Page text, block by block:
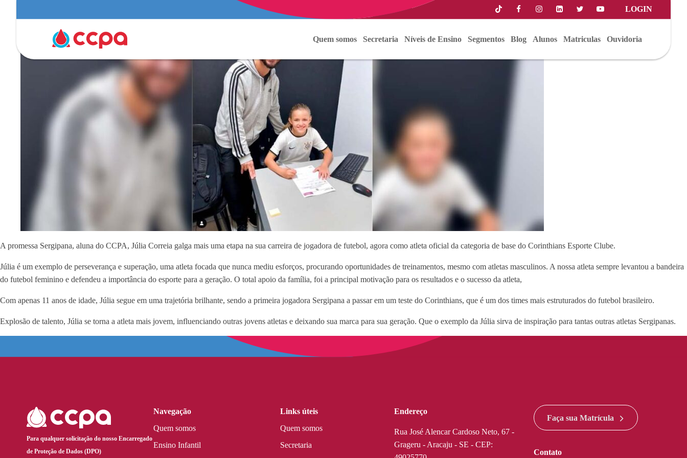
LOGIN
Quem somos Secretaria Níveis de Ensino Segmentos Blog Alunos Matriculas Ouvidoria
A promessa Sergipana, aluna do CCPA, Júlia Correia galga mais uma etapa na sua carreira de jogadora de futebol, agora como atleta oficial da categoria de base do Corinthians Esporte Clube.
Júlia é um exemplo de perseverança e superação, uma atleta focada que nunca mediu esforços, procurando oportunidades de treinamentos, mesmo com atletas masculinos. A nossa atleta sempre levantou a bandeira
do futebol feminino e defendeu a importância do esporte para a geração. O total apoio da família, foi a principal motivação para os resultados e o sucesso da atleta,
Com apenas 11 anos de idade, Júlia segue em uma trajetória brilhante, sendo a primeira jogadora Sergipana a passar em um teste do Corinthians, que é um dos times mais estruturados do futebol brasileiro.
Explosão de talento, Júlia se torna a atleta mais jovem, influenciando outras jovens atletas e deixando sua marca para sua geração. Que o exemplo da Júlia sirva de inspiração para tantas outras atletas Sergipanas.
Para qualquer solicitação do nosso Encarregado
de Proteção de Dados (DPO)
Navegação
Quem somos
Ensino Infantil
Links úteis
Quem somos
Secretaria
Endereço
Rua José Alencar Cardoso Neto, 67 -
Grageru - Aracaju - SE - CEP:
Faça sua Matrícula
Contato